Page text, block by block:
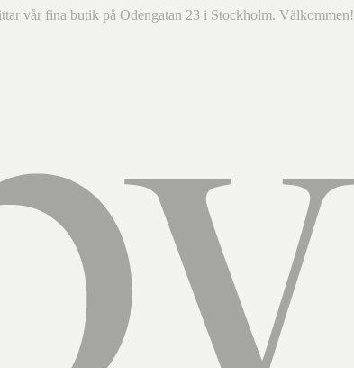
vår fina butik på Odengatan 23 i Stockholm. Välkommen!